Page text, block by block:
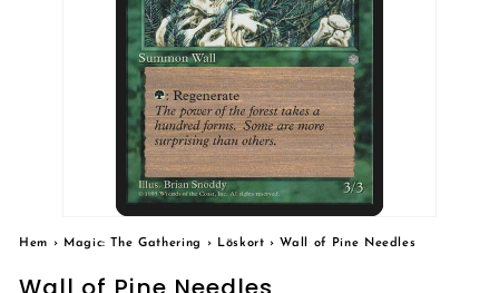
Hem › Magic: The Gathering › Löskort › Wall of Pine Needles